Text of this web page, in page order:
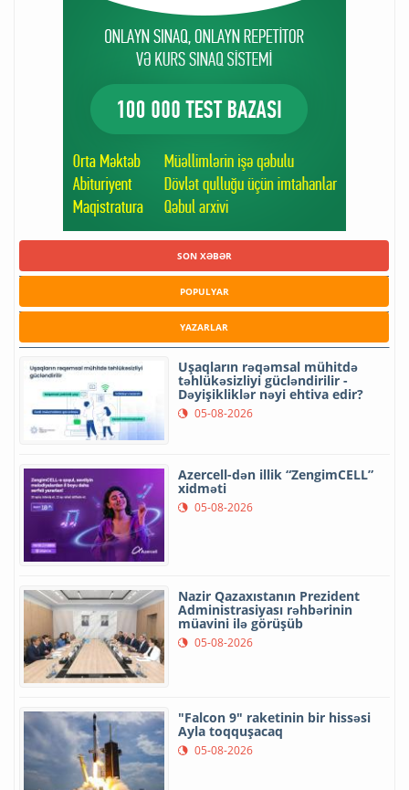
SON XƏBƏR
POPULYAR
YAZARLAR
Uşaqların rəqəmsal mühitdə
təhlükəsizliyi gücləndirilir -
Dəyişikliklər nəyi ehtiva edir?
05-08-2026
Azercell-dən illik “ZengimCELL”
xidməti
05-08-2026
Nazir Qazaxıstanın Prezident
Administrasiyası rəhbərinin
müavini ilə görüşüb
05-08-2026
"Falcon 9" raketinin bir hissəsi
Ayla toqquşacaq
05-08-2026